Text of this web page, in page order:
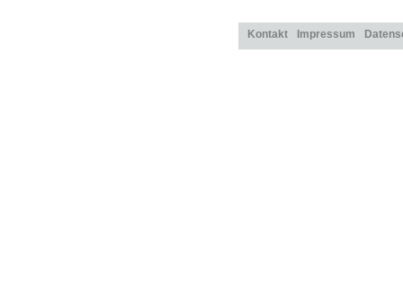
Kontakt Impressum